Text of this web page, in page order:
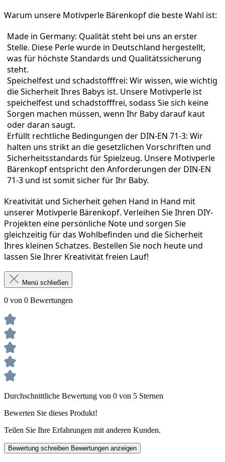
Warum unsere Motivperle Bärenkopf die beste Wahl ist:
Made in Germany: Qualität steht bei uns an erster
Stelle. Diese Perle wurde in Deutschland hergestellt,
was für höchste Standards und Qualitätssicherung
steht.
Speichelfest und schadstofffrei: Wir wissen, wie wichtig
die Sicherheit Ihres Babys ist. Unsere Motivperle ist
speichelfest und schadstofffrei, sodass Sie sich keine
Sorgen machen müssen, wenn Ihr Baby darauf kaut
oder daran saugt.
Erfüllt rechtliche Bedingungen der DIN-EN 71-3: Wir
halten uns strikt an die gesetzlichen Vorschriften und
Sicherheitsstandards für Spielzeug. Unsere Motivperle
Bärenkopf entspricht den Anforderungen der DIN-EN
71-3 und ist somit sicher für Ihr Baby.
Kreativität und Sicherheit gehen Hand in Hand mit
unserer Motivperle Bärenkopf. Verleihen Sie Ihren DIY-
Projekten eine persönliche Note und sorgen Sie
gleichzeitig für das Wohlbefinden und die Sicherheit
Ihres kleinen Schatzes. Bestellen Sie noch heute und
lassen Sie Ihrer Kreativität freien Lauf!
Menü schließen
0 von 0 Bewertungen
Durchschnittliche Bewertung von 0 von 5 Sternen
Bewerten Sie dieses Produkt!
Teilen Sie Ihre Erfahrungen mit anderen Kunden.
Bewertung schreiben Bewertungen anzeigen